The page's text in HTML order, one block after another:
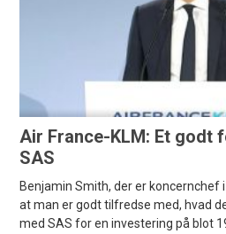
Air France-KLM: Et godt
SAS
Benjamin Smith, der er koncernchef
at man er godt tilfredse med, hvad
med SAS for en investering på blot